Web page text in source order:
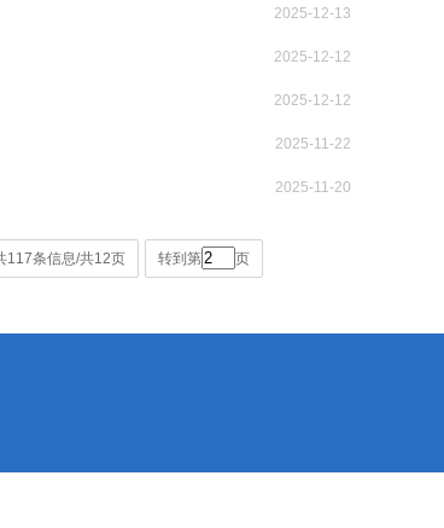
2025-12-13
2025-12-12
2025-12-12
2025-11-22
2025-11-20
117条信息/共12页 转到第 页